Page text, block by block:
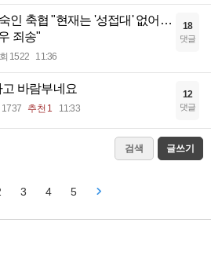
인 축협 "현재는 '성접대' 없어…
죄송"
1522 11:36
18
댓글
바람부네요
1737 추천 1 11:33
12
댓글
검색 글쓰기
3 4 5